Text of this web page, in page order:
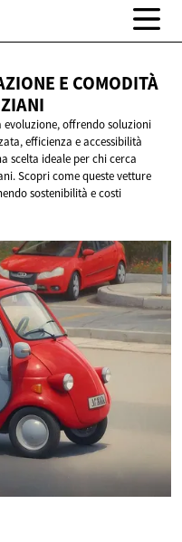
E COMODITÀ
offrendo soluzioni
efficienza e accessibilità
scelta ideale per chi cerca
Scopri come queste vetture
sostenibilità e costi